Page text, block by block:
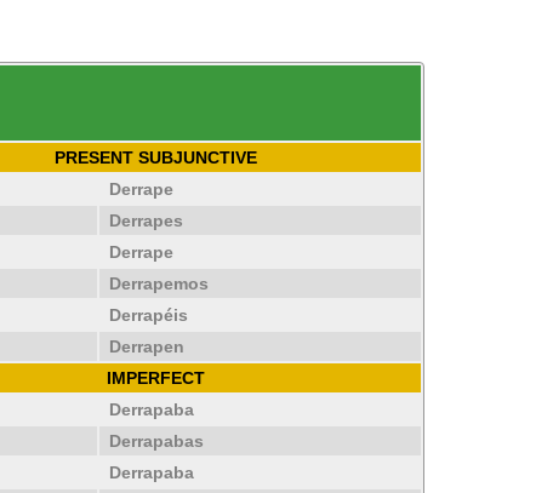
PRESENT SUBJUNCTIVE
Derrape
Derrapes
Derrape
Derrapemos
Derrapéis
Derrapen
IMPERFECT
Derrapaba
Derrapabas
Derrapaba